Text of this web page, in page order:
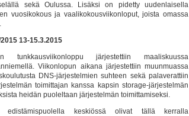
sekä Oulussa. Lisäksi on pidetty uudenlaisella
vuosikokous ja vaalikokousviikonloput, joista omassa
13-15.3.2015
tunkkausviikonloppu järjestettiin maaliskuussa
Viikonlopun aikana järjestettiin muunmuassa
DNS-järjestelmien suhteen sekä palaverattiin
toimittajan kanssa kapsin storage-järjestelmän
heidän puoleltaan järjestelmän toimittamiseksi.
edistämispuolella keskiössä olivat tällä kerralla